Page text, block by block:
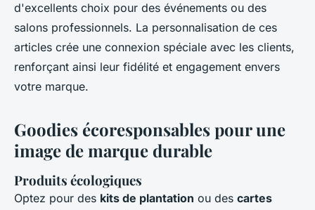
d'excellents choix pour des événements ou des
salons professionnels. La personnalisation de ces
articles crée une connexion spéciale avec les clients,
renforçant ainsi leur fidélité et engagement envers
votre marque.
Goodies écoresponsables pour une
image de marque durable
Produits écologiques
Optez pour des kits de plantation ou des cartes